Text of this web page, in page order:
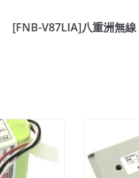
[FNB-V87LIA]八重洲無